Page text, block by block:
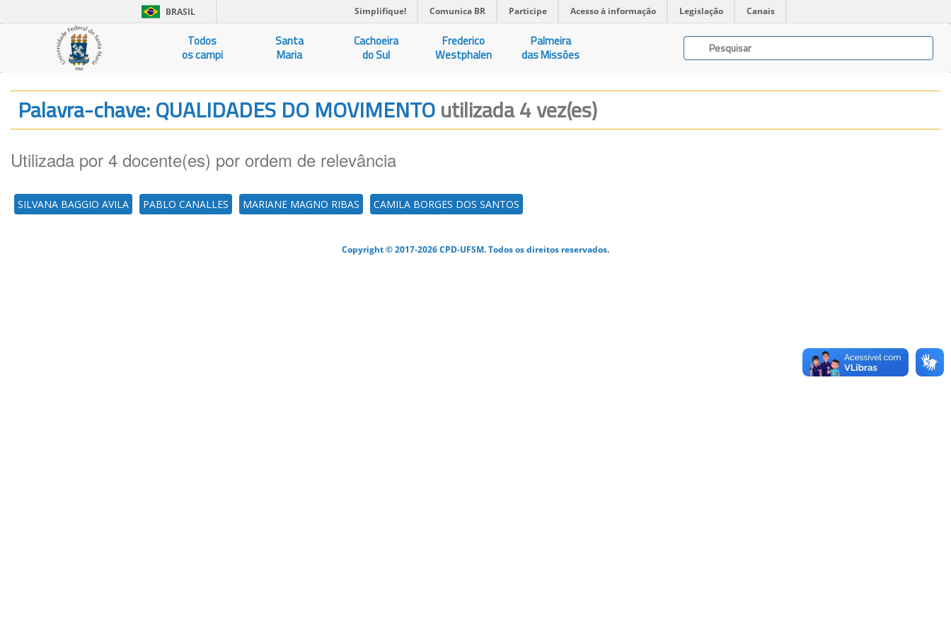
BRASIL Simplifique! Comunica BR Participe Acesso à informação Legislação Canais
Todos
os campi
Santa
Maria
Cachoeira
do Sul
Frederico
Westphalen
Palmeira
das Missões
Palavra-chave: QUALIDADES DO MOVIMENTOutilizada 4 vez(es)
Utilizada por 4 docente(es) por ordem de relevância
SILVANA BAGGIO AVILA PABLO CANALLES MARIANE MAGNO RIBAS CAMILA BORGES DOS SANTOS
Copyright © 2017-2026 CPD-UFSM. Todos os direitos reservados.